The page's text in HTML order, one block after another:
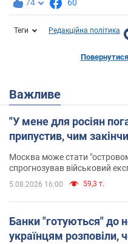
74 60
Теги Редакційна політика
Важливе
"У мене для росіян
припустив, чим
Москва може стати
спрогнозував військовий
5.08.2026 16:00 59,3 т.
Банки "готуються" до
українцям розповіли,